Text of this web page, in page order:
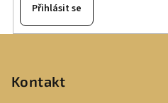
Přihlásit se
Kontakt